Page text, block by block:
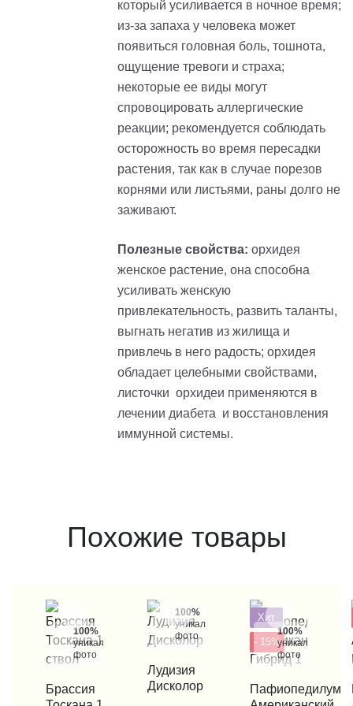
который усиливается в ночное время;
из-за запаха у человека может
появиться головная боль, тошнота,
ощущение тревоги и страха;
некоторые ее виды могут
спровоцировать аллергические
реакции; рекомендуется соблюдать
осторожность во время пересадки
растения, так как в случае порезов
корнями или листьями, раны долго не
заживают.
Полезные свойства: орхидея
женское растение, она способна
усиливать женскую
привлекательность, развить таланты,
выгнать негатив из жилища и
привлечь в него радость; орхидея
обладает целебными свойствами,
листочки орхидеи применяются в
лечении диабета и восстановления
иммунной системы.
Похожие товары
100%
уникальные
фото
КУПИТЬ В 1 КЛИК
Брассия
100%
уникальные
фото
КУПИТЬ В 1 КЛИК
Лудизия
Дисколор
Хит
- 15%
100%
уникальные
фото
КУПИТЬ В 1 КЛИК
Пафиопедилум